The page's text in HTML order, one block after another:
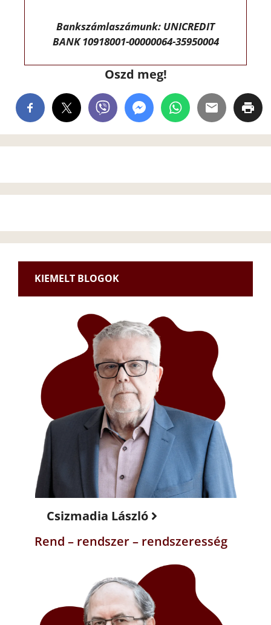
Bankszámlaszámunk: UNICREDIT
BANK 10918001-00000064-35950004
Oszd meg!
KIEMELT BLOGOK
Csizmadia László
Rend – rendszer – rendszeresség